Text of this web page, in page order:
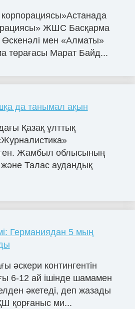
ЖШС Басқарма
мен «Алматы»
төрағасы Марат Байд...
да танымал ақын
Қазақ ұлттық
Жамбыл облысының
Талас аудандық
Германиядан 5 мың
әскери контингентін
6-12 ай ішінде шамамен
әкетеді, деп жазады
қорғаныс ми...